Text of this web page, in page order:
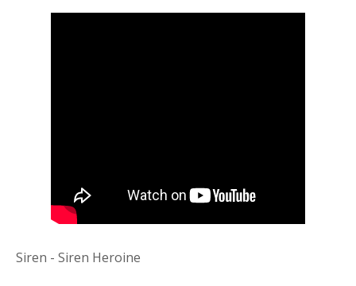
Siren - Siren Heroine